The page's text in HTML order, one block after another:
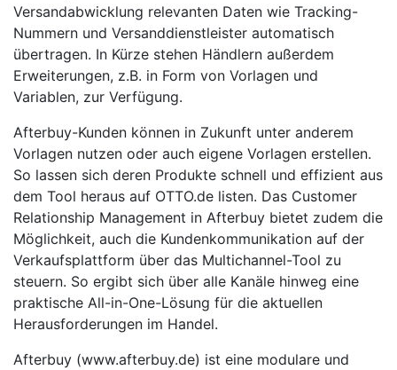
Versandabwicklung relevanten Daten wie Tracking-
Nummern und Versanddienstleister automatisch
übertragen. In Kürze stehen Händlern außerdem
Erweiterungen, z.B. in Form von Vorlagen und
Variablen, zur Verfügung.
Afterbuy-Kunden können in Zukunft unter anderem
Vorlagen nutzen oder auch eigene Vorlagen erstellen.
So lassen sich deren Produkte schnell und effizient aus
dem Tool heraus auf OTTO.de listen. Das Customer
Relationship Management in Afterbuy bietet zudem die
Möglichkeit, auch die Kundenkommunikation auf der
Verkaufsplattform über das Multichannel-Tool zu
steuern. So ergibt sich über alle Kanäle hinweg eine
praktische All-in-One-Lösung für die aktuellen
Herausforderungen im Handel.
Afterbuy (www.afterbuy.de) ist eine modulare und